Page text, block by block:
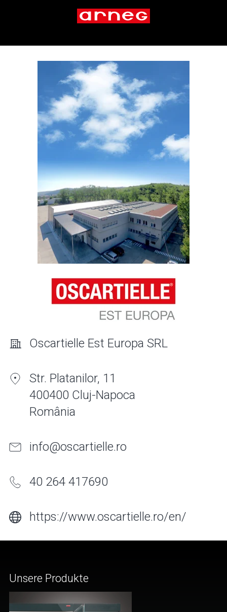
Oscartielle Est Europa SRL
Str. Platanilor, 11
400400 Cluj-Napoca
România
info@oscartielle.ro
40 264 417690
https://www.oscartielle.ro/en/
Unsere Produkte